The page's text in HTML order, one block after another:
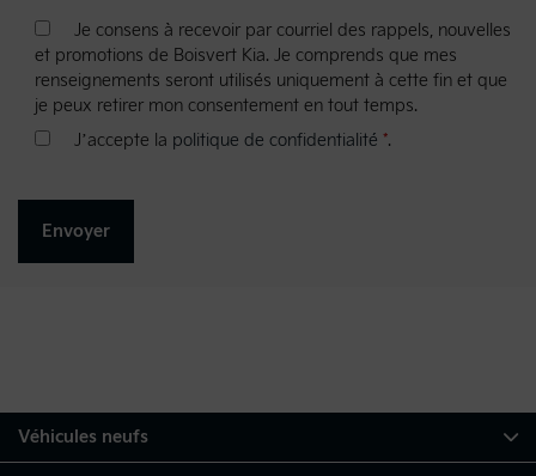
Je consens à recevoir par courriel des rappels, nouvelles
et promotions de Boisvert Kia. Je comprends que mes
renseignements seront utilisés uniquement à cette fin et que
je peux retirer mon consentement en tout temps.
J’accepte la politique de confidentialité *.
Véhicules neufs